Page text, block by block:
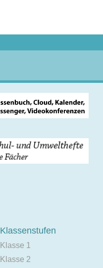
Klassenstufen
Klasse 1
Klasse 2